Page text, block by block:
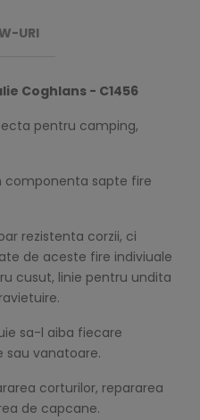
URI
Coghlans - C1456
pentru camping,
componenta sapte fire
rezistenta corzii, ci
de aceste fire indiviuale
cusut, linie pentru undita
sa-l aiba fiecare
sau vanatoare.
corturilor, repararea
de capcane.